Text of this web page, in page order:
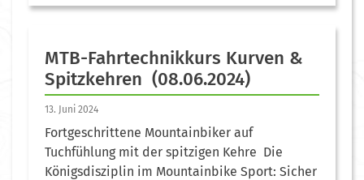
MTB-Fahrtechnikkurs Kurven &
Spitzkehren (08.06.2024)
13. Juni 2024
Fortgeschrittene Mountainbiker auf
Tuchfühlung mit der spitzigen Kehre Die
Königsdisziplin im Mountainbike Sport: Sicher